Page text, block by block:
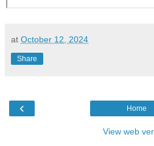
at October 12, 2024
Share
‹ Home
View web